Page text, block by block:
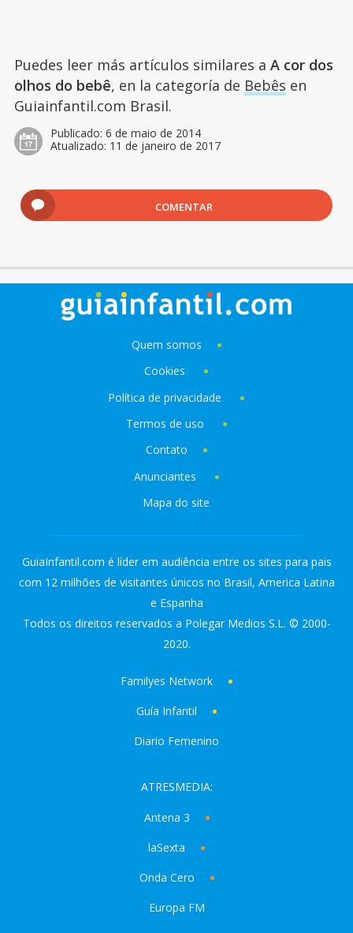
Puedes leer más artículos similares a A cor dos
olhos do bebê, en la categoría de Bebês en
Guiainfantil.com Brasil.
Publicado: 6 de maio de 2014
Atualizado: 11 de janeiro de 2017
COMENTAR
Quem somos
Cookies
Política de privacidade
Termos de uso
Contato
Anunciantes
Mapa do site
GuiaInfantil.com é líder em audiência entre os sites para pais
com 12 milhões de visitantes únicos no Brasil, America Latina
e Espanha
Todos os direitos reservados a Polegar Medios S.L. © 2000-
2020.
Familyes Network
Guía Infantil
Diario Femenino
ATRESMEDIA:
Antena 3
laSexta
Onda Cero
Europa FM